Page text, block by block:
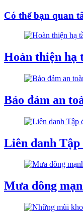
Có thể bạn quan
Hoàn thiện hạ
Bảo đảm an
Liên danh Tập
Mưa dông